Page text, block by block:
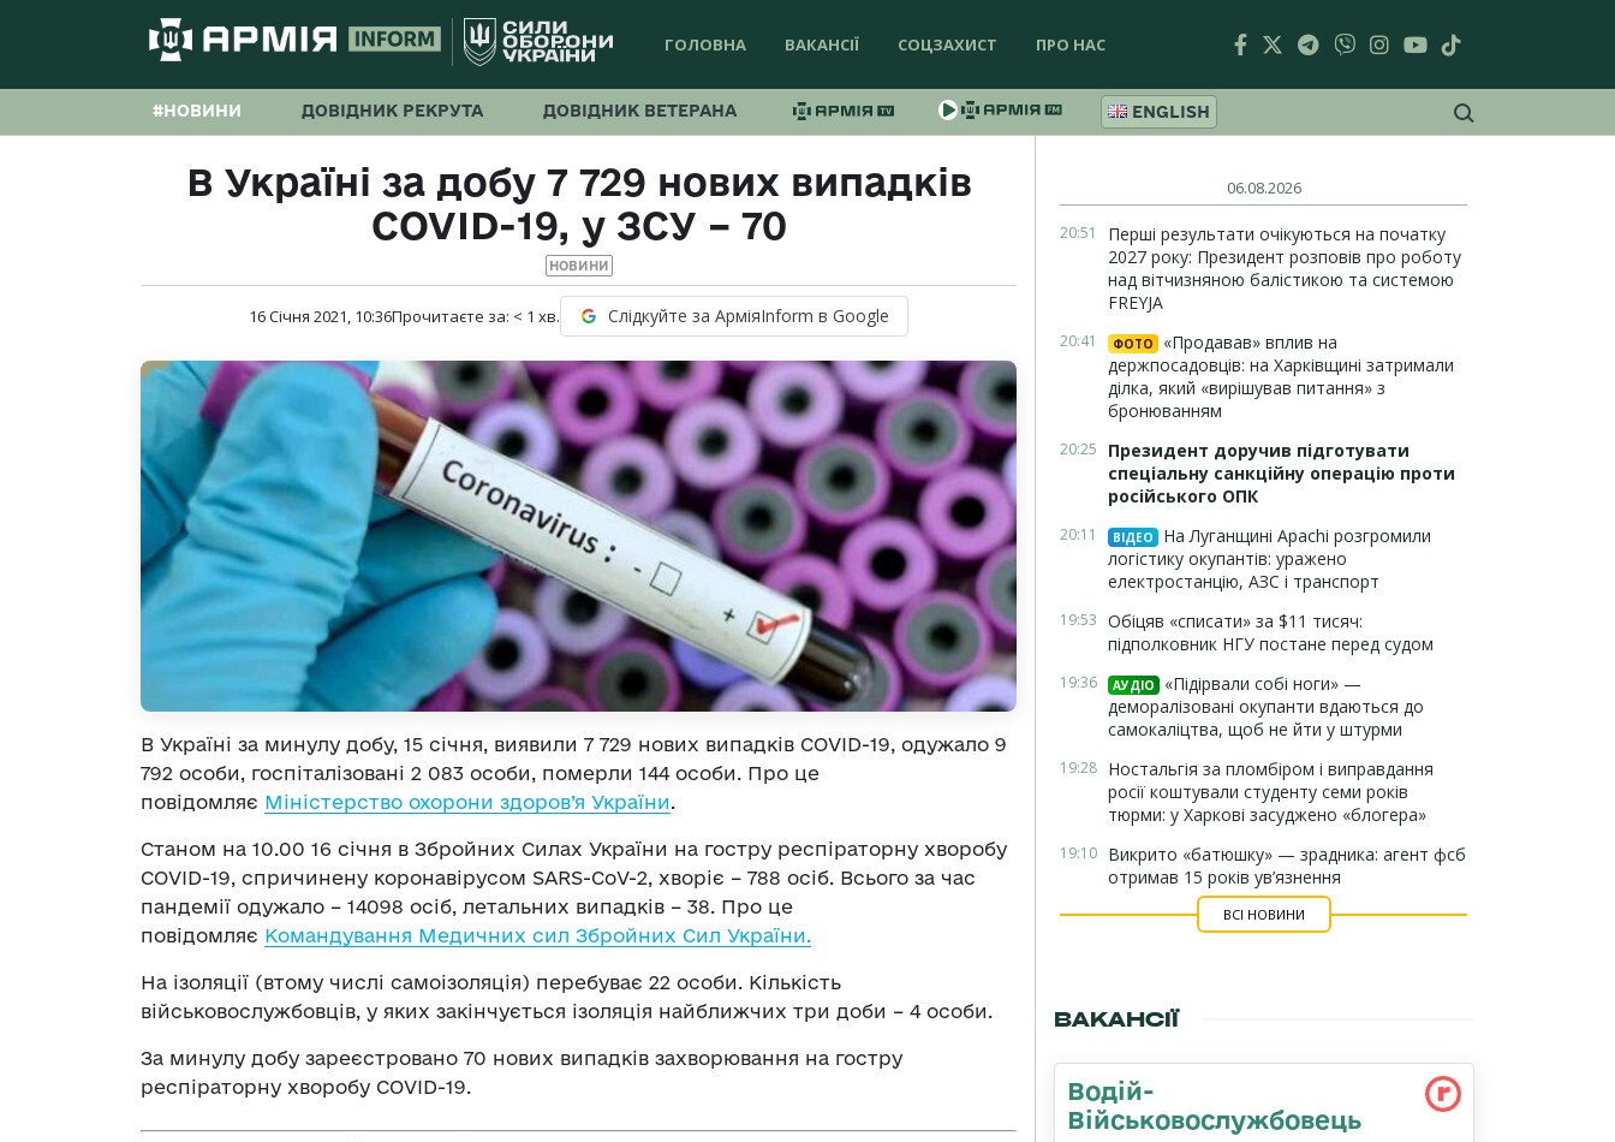
ГОЛОВНА ВАКАНСІЇ СОЦЗАХИСТ ПРО НАС
#НОВИНИ ДОВІДНИК РЕКРУТА ДОВІДНИК ВЕТЕРАНА ENGLISH
В Україні за добу 7 729 нових випадків
COVID-19, у ЗСУ – 70
НОВИНИ
16 Січня 2021, 10:36Прочитаєте за: < 1 хв. Слідкуйте за АрміяInform в Google
В Україні за минулу добу, 15 січня, виявили 7 729 нових випадків COVID-19, одужало 9
792 особи, госпіталізовані 2 083 особи, померли 144 особи. Про це
повідомляє Міністерство охорони здоров’я України.
Станом на 10.00 16 січня в Збройних Силах України на гостру респіраторну хворобу
COVID-19, спричинену коронавірусом SARS-CoV-2, хворіє – 788 осіб. Всього за час
пандемії одужало – 14098 осіб, летальних випадків – 38. Про це
повідомляє Командування Медичних сил Збройних Сил України.
На ізоляції (втому числі самоізоляція) перебуває 22 особи. Кількість
військовослужбовців, у яких закінчується ізоляція найближчих три доби – 4 особи.
За минулу добу зареєстровано 70 нових випадків захворювання на гостру
респіраторну хворобу COVID-19.
06.08.2026
20:51
Перші результати очікуються на початку
2027 року: Президент розповів про роботу
над вітчизняною балістикою та системою
FREYJA
20:41 ФОТО
«Продавав» вплив на
держпосадовців: на Харківщині затримали
ділка, який «вирішував питання» з
бронюванням
20:25
Президент доручив підготувати
спеціальну санкційну операцію проти
російського ОПК
20:11 ВІДЕО
На Луганщині Apachi розгромили
логістику окупантів: уражено
електростанцію, АЗС і транспорт
19:53 Обіцяв «списати» за $11 тисяч:
підполковник НГУ постане перед судом
19:36 АУДІО
«Підірвали собі ноги» —
деморалізовані окупанти вдаються до
самокаліцтва, щоб не йти у штурми
19:28 Ностальгія за пломбіром і виправдання
росії коштували студенту семи років
тюрми: у Харкові засуджено «блогера»
19:10 Викрито «батюшку» — зрадника: агент фсб
отримав 15 років ув’язнення
ВСІ НОВИНИ
ВАКАНСІЇ
Водій-
Військовослужбовець